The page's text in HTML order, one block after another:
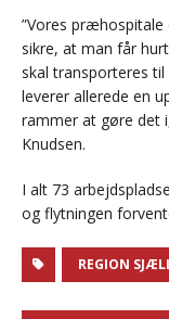
”Vores
sikre, at man får
skal transporteres
leverer allerede en
rammer at gøre det
Knudsen.
I alt 73
og flytningen
REGION